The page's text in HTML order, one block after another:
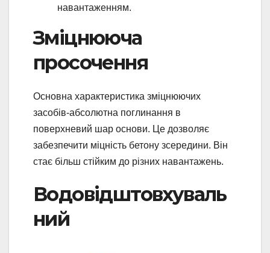
навантаженням.
Зміцнююча
просочення
Основна характеристика зміцнюючих
засобів-абсолютна поглинання в
поверхневий шар основи. Це дозволяє
забезпечити міцність бетону зсередини. Він
стає більш стійким до різних навантажень.
Водовідштовхуваль
ний